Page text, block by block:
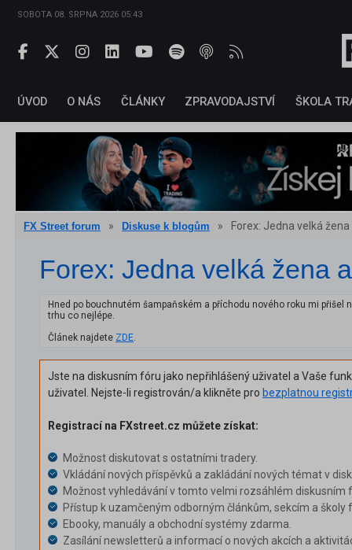
SOBOTA 08. SRPNA 2026 05:43
ÚVOD O NÁS ČLÁNKY ZPRAVODAJSTVÍ ŠKOLA
FX Street forum » Diskuse k blogům » Forex: Jedna velká
Forex: Jedna velká žena
Hned po bouchnutém šampaňském a příchodu nového roku mi
trhu co nejlépe.
Článek najdete ZDE.
Jste na diskusním fóru jako nepřihlášený uživatel a Vaše
uživatel. Nejste-li registrován/a klikněte pro bezplatnou
Registrací na FXstreet.cz můžete získat:
Možnost diskutovat s ostatními tradery.
Vkládání nových příspěvků a zakládání nových témat v
Možnost vyhledávání v tomto velmi rozsáhlém diskusním
Přístup k uzamčeným odborným článkům, sekcím a školy
Ebooky, manuály a obchodní systémy zdarma.
Zasílání newsletterů a informací o nových akcích a